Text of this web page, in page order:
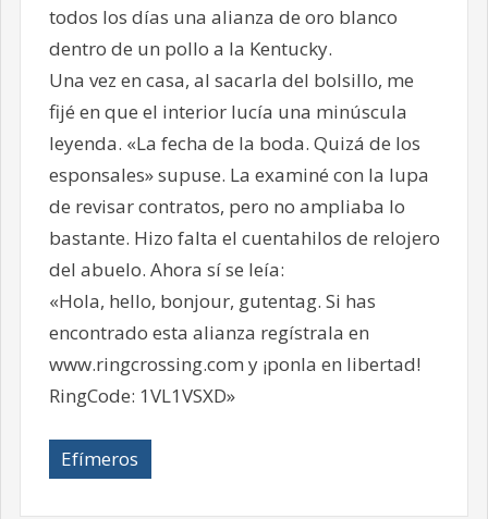
todos los días una alianza de oro blanco
dentro de un pollo a la Kentucky.
Una vez en casa, al sacarla del bolsillo, me
fijé en que el interior lucía una minúscula
leyenda. «La fecha de la boda. Quizá de los
esponsales» supuse. La examiné con la lupa
de revisar contratos, pero no ampliaba lo
bastante. Hizo falta el cuentahilos de relojero
del abuelo. Ahora sí se leía:
«Hola, hello, bonjour, gutentag. Si has
encontrado esta alianza regístrala en
www.ringcrossing.com y ¡ponla en libertad!
RingCode: 1VL1VSXD»
Efímeros